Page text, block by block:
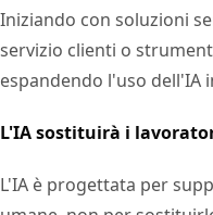
Iniziando con soluzioni
servizio clienti o
espandendo l'uso dell'IA
L'IA sostituirà i
L'IA è progettata per